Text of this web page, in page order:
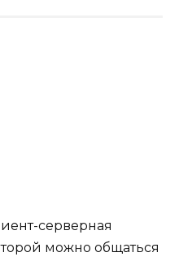
серверная
можно общаться